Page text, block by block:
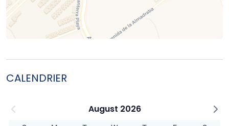
CALENDRIER
August 2026